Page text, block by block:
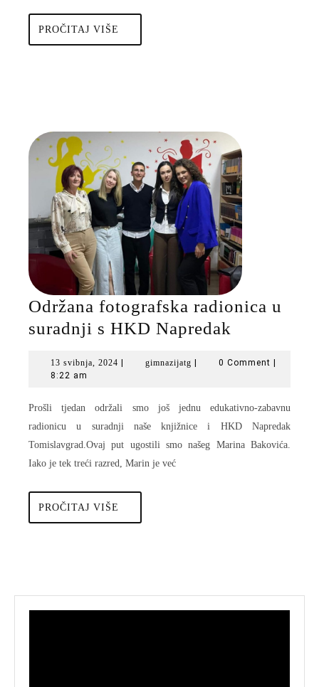
PROČITAJ VIŠE
VIŠE
Održana fotografska radionica u
suradnji s HKD Napredak
radionica
suradnji
s
13 svibnja, 2024 13
gimnazijatg gimnazijatg0 Comment
8:22 am
Prošli tjedan održali smo još jednu edukativno-zabavnu
radionicu u suradnji naše knjižnice i HKD Napredak
Tomislavgrad.Ovaj put ugostili smo našeg Marina Bakovića.
Iako je tek treći razred, Marin je već
PROČITAJ VIŠE
VIŠE